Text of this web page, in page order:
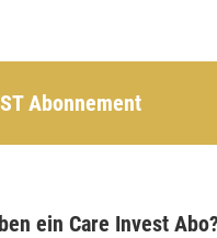
Abonnement
ein Care Invest